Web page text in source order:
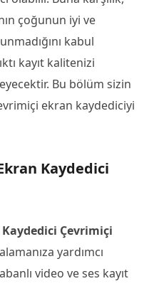
çoğunun iyi ve
kabul
kayıt kalitenizi
Bu bölüm sizin
ekran kaydediciyi
Kaydedici
Çevrimiçi
yardımcı
video ve ses kayıt